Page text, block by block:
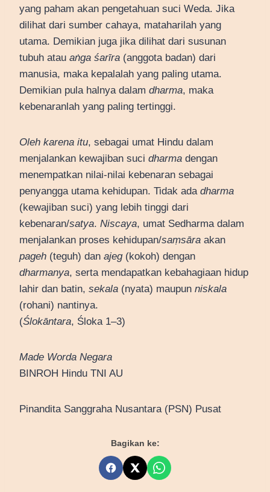
yang paham akan pengetahuan suci Weda. Jika
dilihat dari sumber cahaya, mataharilah yang
utama. Demikian juga jika dilihat dari susunan
tubuh atau aṅga śarīra (anggota badan) dari
manusia, maka kepalalah yang paling utama.
Demikian pula halnya dalam dharma, maka
kebenaranlah yang paling tertinggi.
Oleh karena itu, sebagai umat Hindu dalam
menjalankan kewajiban suci dharma dengan
menempatkan nilai-nilai kebenaran sebagai
penyangga utama kehidupan. Tidak ada dharma
(kewajiban suci) yang lebih tinggi dari
kebenaran/satya. Niscaya, umat Sedharma dalam
menjalankan proses kehidupan/saṃsāra akan
pageh (teguh) dan ajeg(kokoh) dengan
dharmanya, serta mendapatkan kebahagiaan hidup
lahir dan batin, sekala (nyata) maupun niskala
(rohani) nantinya.
(Ślokāntara, Śloka 1–3)
Made Worda Negara
BINROH Hindu TNI AU
Pinandita Sanggraha Nusantara (PSN) Pusat
Bagikan ke: